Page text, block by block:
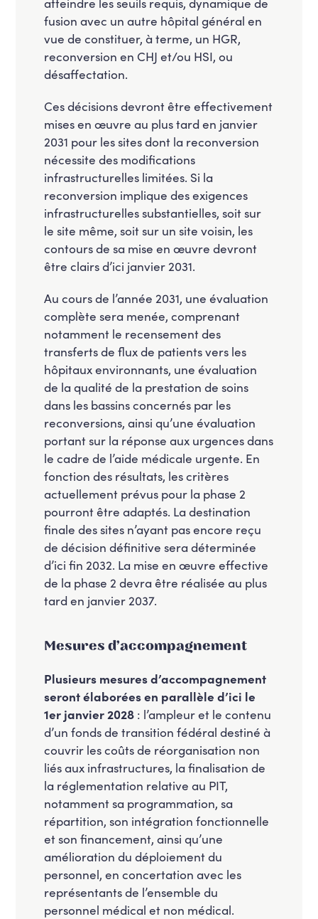
fusion avec un autre hôpital général en
vue de constituer, à terme, un HGR,
reconversion en CHJ et/ou HSI, ou
désaffectation.
Ces décisions devront être effectivement
mises en œuvre au plus tard en janvier
2031 pour les sites dont la reconversion
nécessite des modifications
infrastructurelles limitées. Si la
reconversion implique des exigences
infrastructurelles substantielles, soit sur
le site même, soit sur un site voisin, les
contours de sa mise en œuvre devront
être clairs d’ici janvier 2031.
Au cours de l’année 2031, une évaluation
complète sera menée, comprenant
notamment le recensement des
transferts de flux de patients vers les
hôpitaux environnants, une évaluation
de la qualité de la prestation de soins
dans les bassins concernés par les
reconversions, ainsi qu’une évaluation
portant sur la réponse aux urgences dans
le cadre de l’aide médicale urgente. En
fonction des résultats, les critères
actuellement prévus pour la phase 2
pourront être adaptés. La destination
finale des sites n’ayant pas encore reçu
de décision définitive sera déterminée
d’ici fin 2032. La mise en œuvre effective
de la phase 2 devra être réalisée au plus
tard en janvier 2037.
Mesures d’accompagnement
Plusieurs mesures d’accompagnement
seront élaborées en parallèle d’ici le
1er janvier 2028 : l’ampleur et le contenu
d’un fonds de transition fédéral destiné à
couvrir les coûts de réorganisation non
liés aux infrastructures, la finalisation de
la réglementation relative au PIT,
notamment sa programmation, sa
répartition, son intégration fonctionnelle
et son financement, ainsi qu’une
amélioration du déploiement du
personnel, en concertation avec les
représentants de l’ensemble du
personnel médical et non médical.